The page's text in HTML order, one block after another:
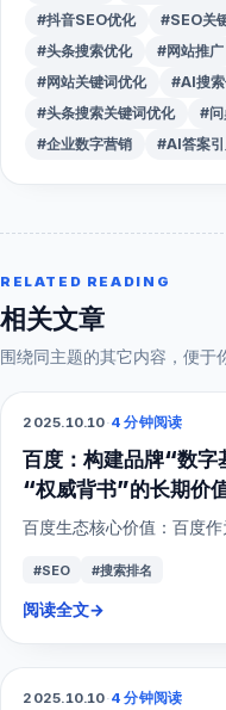
#抖音SEO优化
#SEO关
#头条搜索优化
#网站推广
#网站关键词优化
#AI搜
#头条搜索关键词优化
#问
#企业数字营销
#AI答案
RELATED READING
相关文章
围绕同主题的其它内容，便于
SEO
2025.10.10·4 分钟阅读
百度：构建品牌“数
“权威背书”的长期价
百度生态核心价值：百度
#SEO #搜索排名
阅读全文→
SEO
2025.10.10·4 分钟阅读